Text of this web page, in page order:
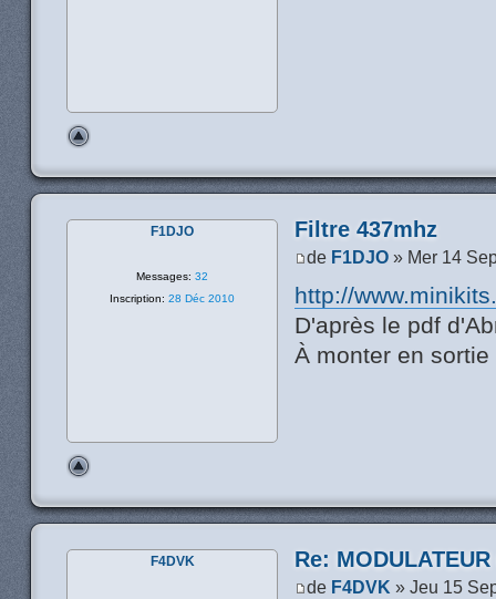
Filtre 437mhz
de F1DJO » Mer 14
http://
D'après le pdf
À monter en
F1DJO
Messages: 32
Inscription: 28 Déc 2010
Re:
de F4DVK » Jeu 15
F4DVK